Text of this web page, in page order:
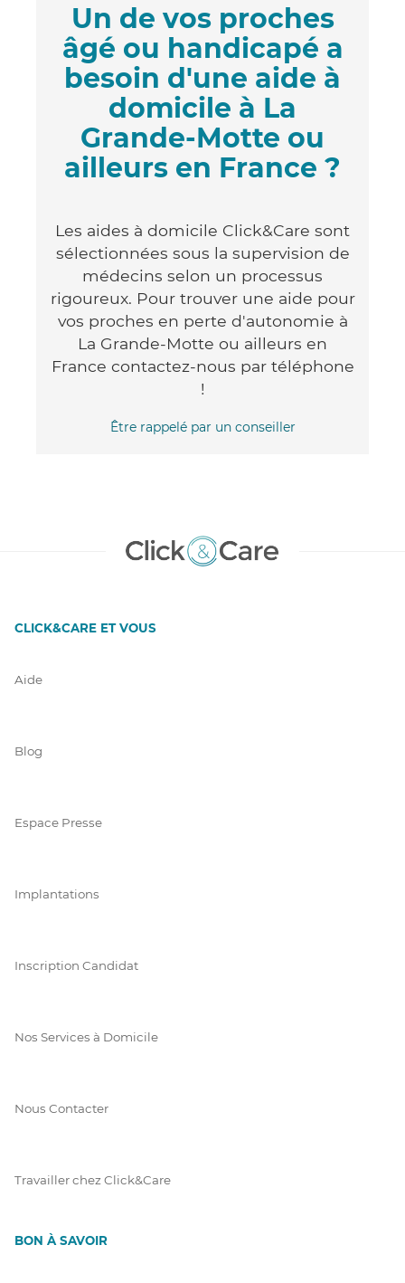
Un de vos proches
âgé ou handicapé a
besoin d'une aide à
domicile à La
Grande-Motte ou
ailleurs en France ?
Les aides à domicile Click&Care sont
sélectionnées sous la supervision de
médecins selon un processus
rigoureux. Pour trouver une aide pour
vos proches en perte d'autonomie à
La Grande-Motte ou ailleurs en
France contactez-nous par téléphone
!
Être rappelé par un conseiller
CLICK&CARE ET VOUS
Aide
Blog
Espace Presse
Implantations
Inscription Candidat
Nos Services à Domicile
Nous Contacter
Travailler chez Click&Care
BON À SAVOIR